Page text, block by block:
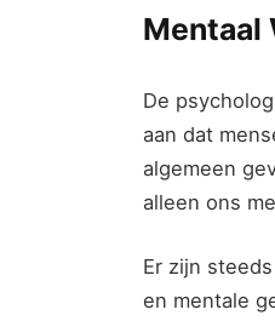
Mentaal
De
aan dat
algemeen
alleen ons
Er zijn
en mentale